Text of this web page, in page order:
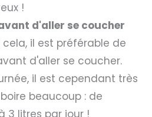
!
d'aller se coucher
cela, il est préférable de
d'aller se coucher.
il est cependant très
beaucoup : de